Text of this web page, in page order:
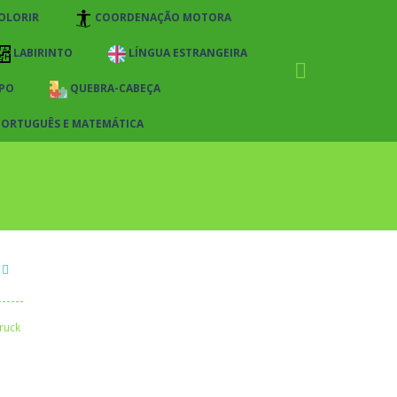
COORDENAÇÃO MOTORA
LABIRINTO LÍNGUA ESTRANGEIRA
QUEBRA-CABEÇA
E MATEMÁTICA